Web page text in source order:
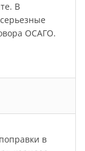
В
ОСАГО.
в